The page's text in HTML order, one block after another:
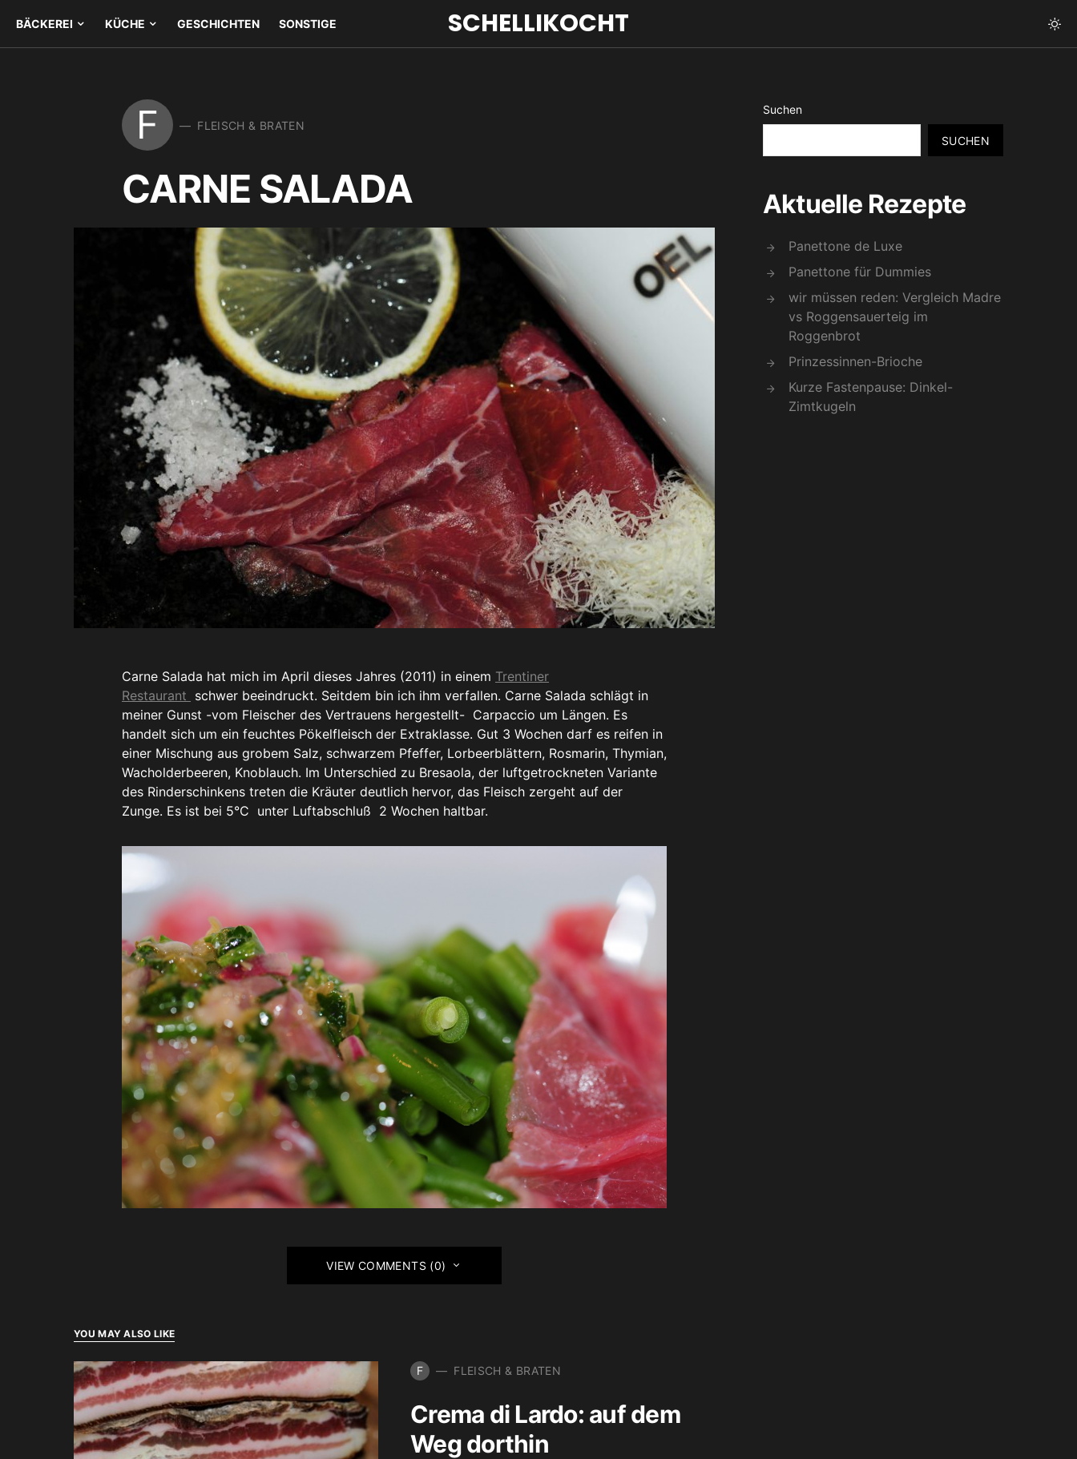
BÄCKEREI KÜCHE GESCHICHTEN SONSTIGE SCHELLIKOCHT
F FLEISCH & BRATEN
CARNE SALADA
Carne Salada hat mich im April dieses Jahres (2011) in einem Trentiner
Restaurant schwer beeindruckt. Seitdem bin ich ihm verfallen. Carne Salada schlägt in
meiner Gunst -vom Fleischer des Vertrauens hergestellt- Carpaccio um Längen. Es
handelt sich um ein feuchtes Pökelfleisch der Extraklasse. Gut 3 Wochen darf es reifen in
einer Mischung aus grobem Salz, schwarzem Pfeffer, Lorbeerblättern, Rosmarin, Thymian,
Wacholderbeeren, Knoblauch. Im Unterschied zu Bresaola, der luftgetrockneten Variante
des Rinderschinkens treten die Kräuter deutlich hervor, das Fleisch zergeht auf der
Zunge. Es ist bei 5°C unter Luftabschluß 2 Wochen haltbar.
VIEW COMMENTS (0)
YOU MAY ALSO LIKE
F FLEISCH & BRATEN
Crema di Lardo: auf dem
Weg dorthin
Suchen
SUCHEN
Aktuelle Rezepte
Panettone de Luxe
Panettone für Dummies
wir müssen reden: Vergleich Madre
vs Roggensauerteig im
Roggenbrot
Prinzessinnen-Brioche
Kurze Fastenpause: Dinkel-
Zimtkugeln